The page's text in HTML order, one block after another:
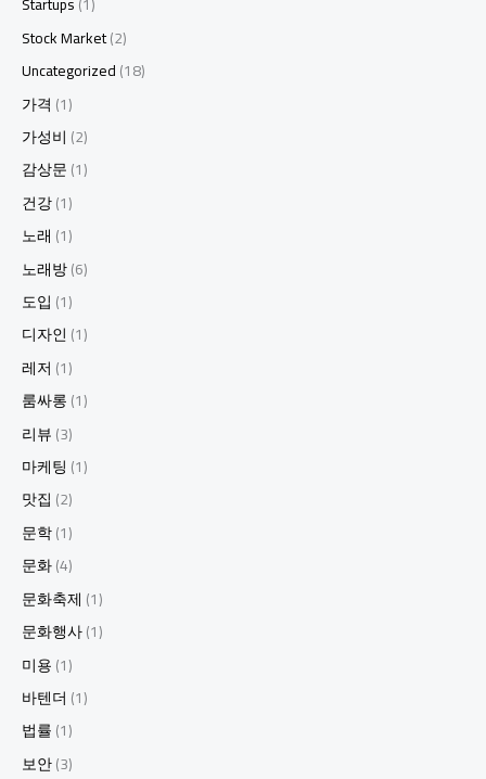
Stock Market(2)
Uncategorized(18)
가격 (1)
가성비 (2)
감상문(1)
건강(1)
노래 (1)
노래방(6)
도입 (1)
디자인(1)
레저 (1)
룸싸롱(1)
리뷰(3)
마케팅 (1)
맛집 (2)
문학(1)
문화(4)
문화축제 (1)
문화행사(1)
미용(1)
바텐더 (1)
법률(1)
보안(3)